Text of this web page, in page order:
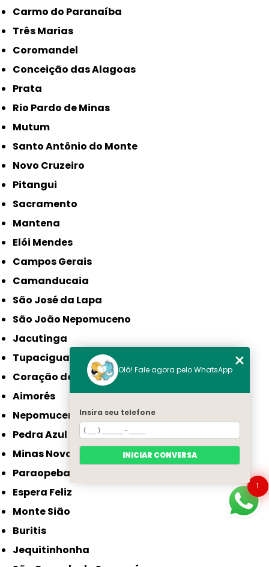
Carmo do Paranaíba
Três Marias
Coromandel
Conceição das Alagoas
Prata
Rio Pardo de Minas
Mutum
Santo Antônio do Monte
Novo Cruzeiro
Pitangui
Sacramento
Mantena
Elói Mendes
Campos Gerais
Camanducaia
São José da Lapa
São João Nepomuceno
Jacutinga
Tupaciguara
Coração de Jesus
Aimorés
Nepomuceno
Pedra Azul
Minas Novas
Paraopeba
Espera Feliz
Monte Sião
Buritis
Jequitinhonha
1
Olá! Fale agora pelo WhatsApp
Insira seu telefone
INICIAR CONVERSA